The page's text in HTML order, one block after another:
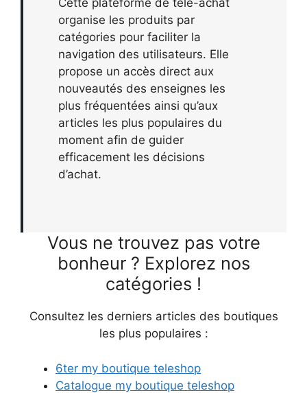
organise les produits par
catégories pour faciliter la
navigation des utilisateurs. Elle
propose un accès direct aux
nouveautés des enseignes les
plus fréquentées ainsi qu’aux
articles les plus populaires du
moment afin de guider
efficacement les décisions
d’achat.
Vous ne trouvez pas votre
bonheur ? Explorez nos
catégories !
Consultez les derniers articles des boutiques
les plus populaires :
6ter my boutique teleshop
Catalogue my boutique teleshop